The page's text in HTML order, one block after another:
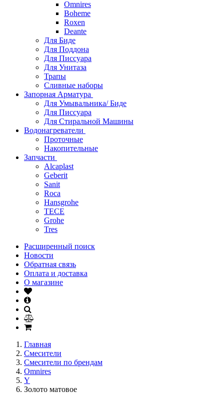
Omnires
Boheme
Roxen
Deante
Для Биде
Для Поддона
Для Писсуара
Для Унитаза
Трапы
Сливные наборы
Запорная Арматура
Для Умывальника/ Биде
Для Писсуара
Для Стиральной Машины
Водонагреватели
Проточные
Накопительные
Запчасти
Alcaplast
Geberit
Sanit
Roca
Hansgrohe
TECE
Grohe
Tres
Расширенный поиск
Новости
Обратная связь
Оплата и доставка
О магазине
Главная
Смесители
Смесители по брендам
Omnires
Y
Золото матовое